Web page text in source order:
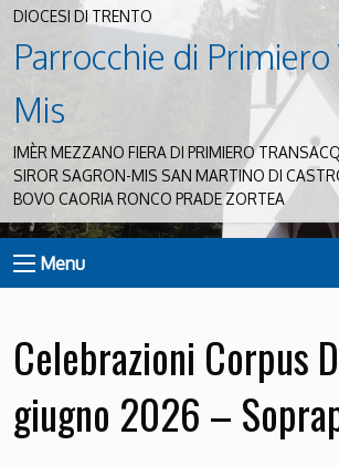
DIOCESI DI TRENTO
Parrocchie di Primiero
Mis
IMÈR MEZZANO FIERA DI PRIMIERO
SIROR SAGRON-MIS SAN MARTINO DI
BOVO CAORIA RONCO PRADE ZORTEA
Menu
Celebrazioni Corpus
giugno 2026 –